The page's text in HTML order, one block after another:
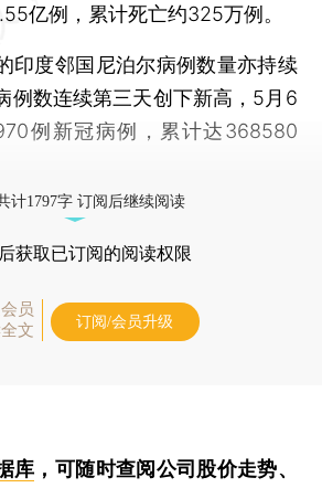
亿例，累计死亡约325万例。
度邻国尼泊尔病例数量亦持续
例数连续第三天创下新高，5月6
例新冠病例，累计达368580
计1797字 订阅后继续阅读
后获取已订阅的阅读权限
员
文
订阅/会员升级
库 ，可随时查阅公司股价走势、